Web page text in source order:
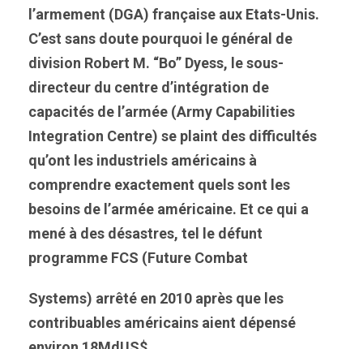
l’armement (DGA) française aux Etats-Unis.
C’est sans doute pourquoi le général de
division Robert M. “Bo” Dyess, le sous-
directeur du centre d’intégration de
capacités de l’armée (Army Capabilities
Integration Centre) se plaint des difficultés
qu’ont les industriels américains à
comprendre exactement quels sont les
besoins de l’armée américaine. Et ce qui a
mené à des désastres, tel le défunt
programme FCS (Future Combat
Systems) arrêté en 2010 après que les
contribuables américains aient dépensé